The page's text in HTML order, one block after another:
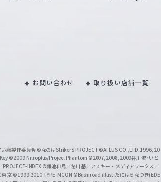
お問い合わせ 取り扱い店舗一覧
魔製作委員会 ©なのはStrikerS PROJECT ©ATLUS CO.,LTD.1996,20
©2009 Nitroplus/Project Phantom ©2007,2008,2009谷川流･いと
PROJECT-INDEX ©鎌池和馬／冬川基／アスキー・メディアワークス／
東京 ©1999-2010 TYPE-MOON ©Bushiroad illust:たにはらなつき(EDE